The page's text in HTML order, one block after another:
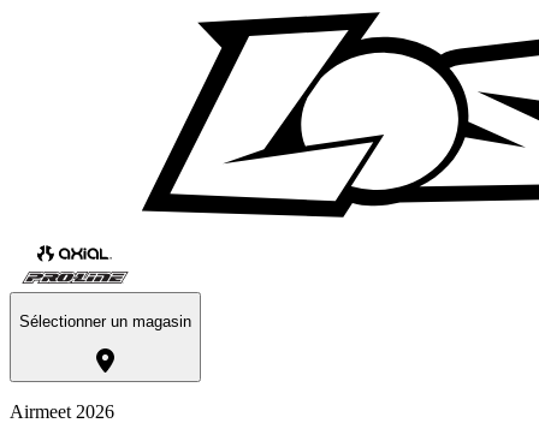
Sélectionner un magasin
Airmeet 2026